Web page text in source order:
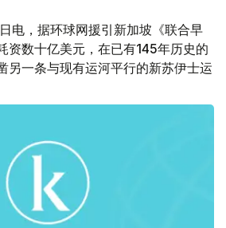
电，据环球网援引新加坡《联合早
资数十亿美元，在已有145年历史的
另一条与现有运河平行的新苏伊士运